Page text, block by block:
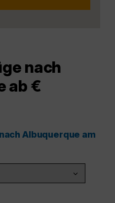
nach
ab €
Albuquerque am